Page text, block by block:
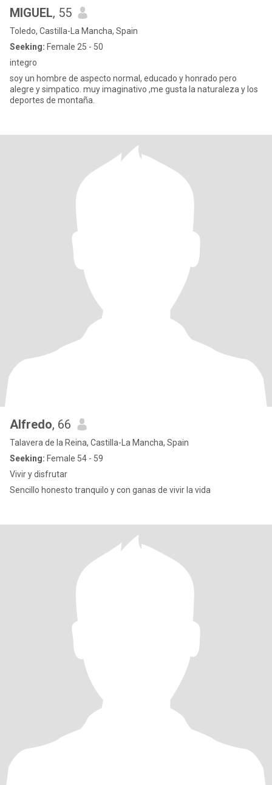
MIGUEL, 55
Toledo, Castilla-La Mancha, Spain
Seeking: Female 25 - 50
integro
soy un hombre de aspecto normal, educado y honrado pero
alegre y simpatico. muy imaginativo ,me gusta la naturaleza y los
deportes de montaña.
Alfredo, 66
Talavera de la Reina, Castilla-La Mancha, Spain
Seeking: Female 54 - 59
Vivir y disfrutar
Sencillo honesto tranquilo y con ganas de vivir la vida